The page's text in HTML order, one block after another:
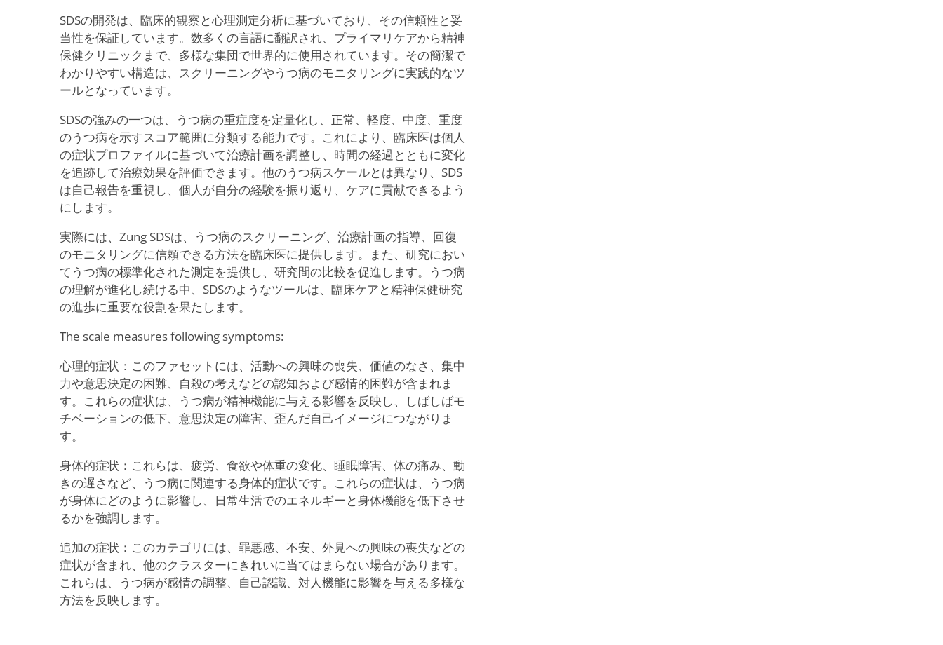
SDSの開発は、臨床的観察と心理測定分析に基づいており、その信頼性と妥
当性を保証しています。数多くの言語に翻訳され、プライマリケアから精神
保健クリニックまで、多様な集団で世界的に使用されています。その簡潔で
わかりやすい構造は、スクリーニングやうつ病のモニタリングに実践的なツ
ールとなっています。
SDSの強みの一つは、うつ病の重症度を定量化し、正常、軽度、中度、重度
のうつ病を示すスコア範囲に分類する能力です。これにより、臨床医は個人
の症状プロファイルに基づいて治療計画を調整し、時間の経過とともに変化
を追跡して治療効果を評価できます。他のうつ病スケールとは異なり、SDS
は自己報告を重視し、個人が自分の経験を振り返り、ケアに貢献できるよう
にします。
実際には、Zung SDSは、うつ病のスクリーニング、治療計画の指導、回復
のモニタリングに信頼できる方法を臨床医に提供します。また、研究におい
てうつ病の標準化された測定を提供し、研究間の比較を促進します。うつ病
の理解が進化し続ける中、SDSのようなツールは、臨床ケアと精神保健研究
の進歩に重要な役割を果たします。
The scale measures following symptoms:
心理的症状：このファセットには、活動への興味の喪失、価値のなさ、集中
力や意思決定の困難、自殺の考えなどの認知および感情的困難が含まれま
す。これらの症状は、うつ病が精神機能に与える影響を反映し、しばしばモ
チベーションの低下、意思決定の障害、歪んだ自己イメージにつながりま
す。
身体的症状：これらは、疲労、食欲や体重の変化、睡眠障害、体の痛み、動
きの遅さなど、うつ病に関連する身体的症状です。これらの症状は、うつ病
が身体にどのように影響し、日常生活でのエネルギーと身体機能を低下させ
るかを強調します。
追加の症状：このカテゴリには、罪悪感、不安、外見への興味の喪失などの
症状が含まれ、他のクラスターにきれいに当てはまらない場合があります。
これらは、うつ病が感情の調整、自己認識、対人機能に影響を与える多様な
方法を反映します。